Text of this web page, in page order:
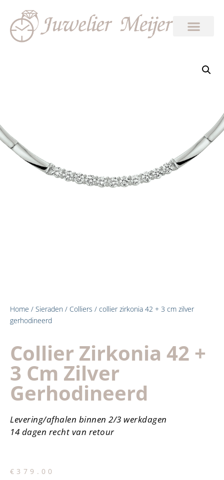
Home / Sieraden / Colliers / collier zirkonia 42 + 3 cm zilver
gerhodineerd
Collier Zirkonia 42 +
3 Cm Zilver
Gerhodineerd
Levering/afhalen binnen 2/3 werkdagen
14 dagen recht van retour
€ 379.00